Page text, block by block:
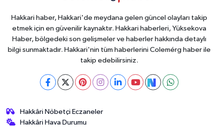
Hakkari haber, Hakkari'de meydana gelen güncel olayları takip
etmek için en güvenilir kaynaktır. Hakkari haberleri, Yüksekova
Haber, bölgedeki son gelişmeler ve haberler hakkında detaylı
bilgi sunmaktadır. Hakkari'nin tüm haberlerini Colemérg haber ile
takip edebilirsiniz.
Hakkâri Nöbetçi Eczaneler
Hakkâri Hava Durumu